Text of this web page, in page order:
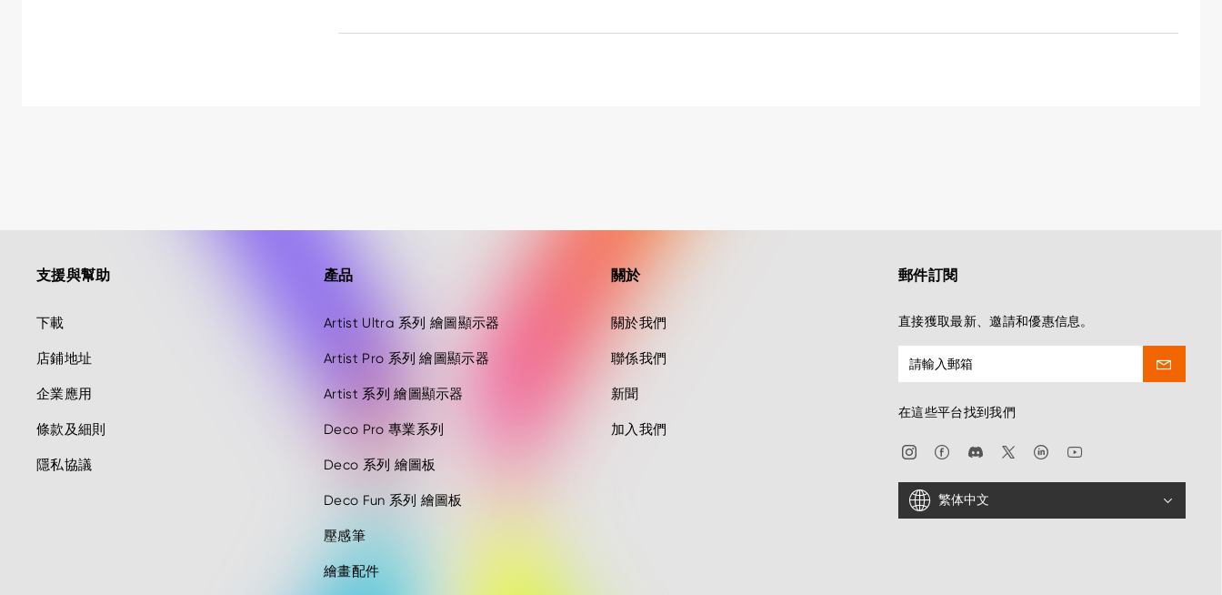
支援與幫助
下載
店鋪地址
企業應用
條款及細則
隱私協議
產品
Artist Ultra 系列 繪圖顯示器
Artist Pro 系列 繪圖顯示器
Artist 系列 繪圖顯示器
Deco Pro 專業系列
Deco 系列 繪圖板
Deco Fun 系列 繪圖板
壓感筆
繪畫配件
關於
關於我們
聯係我們
新聞
加入我們
郵件訂閱
直接獲取最新、邀請和優惠信息。
在這些平台找到我們
繁体中文